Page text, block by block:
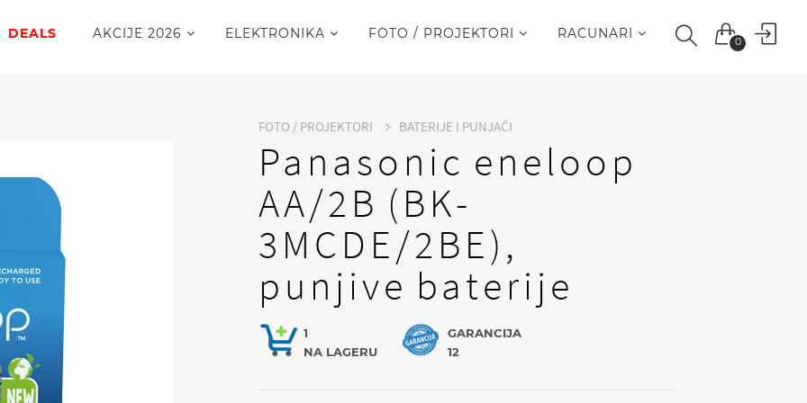
0
DEALS AKCIJE 2026 ELEKTRONIKA FOTO / PROJEKTORI RACUNARI
FOTO / PROJEKTORI BATERIJE I PUNJAČI
Panasonic eneloop
AA/2B (BK-
3MCDE/2BE),
punjive baterije
1
NA LAGERU
GARANCIJA
12